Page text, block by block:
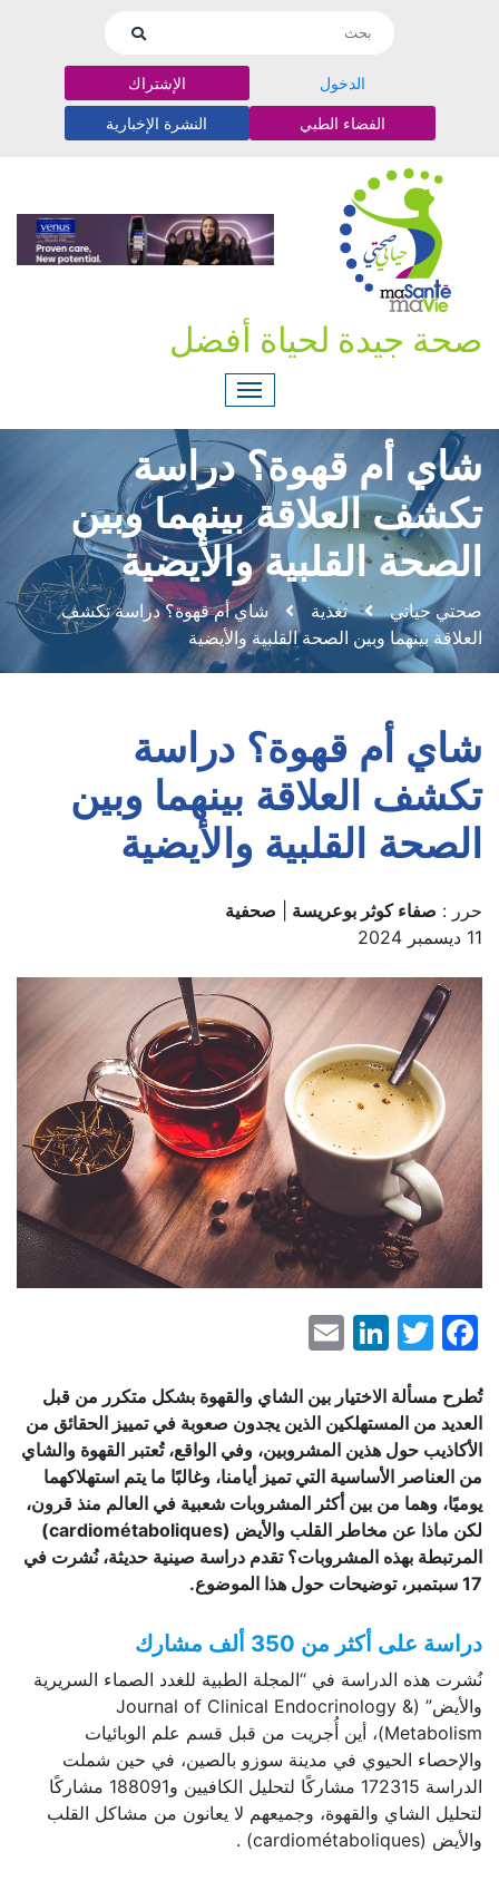
الدخول الإشتراك
الفضاء الطبي النشرة الإخبارية
صحة جيدة لحياة أفضل
شاي أم قهوة؟ دراسة
تكشف العلاقة بينهما وبين
الصحة القلبية والأيضية
صحتي حياتي تغذية
شاي أم قهوة؟ دراسة تكشف
العلاقة بينهما وبين الصحة القلبية والأيضية
شاي أم قهوة؟ دراسة
تكشف العلاقة بينهما وبين
الصحة القلبية والأيضية
حرر : صفاء كوثر بوعريسة
صحفية
11 ديسمبر 2024
Facebook
Twitter
LinkedIn
تُطرح مسألة الاختيار بين الشاي والقهوة بشكل متكرر من قبل
العديد من المستهلكين الذين يجدون صعوبة في تمييز الحقائق من
الأكاذيب حول هذين المشروبين، وفي الواقع، تُعتبر القهوة والشاي
من العناصر الأساسية التي تميز أيامنا، وغالبًا ما يتم استهلاكهما
يوميًا، وهما من بين أكثر المشروبات شعبية في العالم منذ قرون،
لكن ماذا عن مخاطر القلب والأيض (cardiométaboliques
)
المرتبطة بهذه المشروبات؟ تقدم دراسة صينية حديثة، نُشرت في
17 سبتمبر، توضيحات حول هذا الموضوع.
دراسة على أكثر من 350 ألف مشارك
نُشرت هذه الدراسة في “المجلة الطبية للغدد الصماء السريرية
والأيض” (Journal of Clinical Endocrinology &
Metabolism)، أين أُجريت من قبل قسم علم الوبائيات
والإحصاء الحيوي في مدينة سوزو بالصين، في حين شملت
الدراسة 172315 مشاركًا لتحليل الكافيين و188091 مشاركًا
لتحليل الشاي والقهوة، وجميعهم لا يعانون من مشاكل القلب
والأيض (cardiométaboliques) .